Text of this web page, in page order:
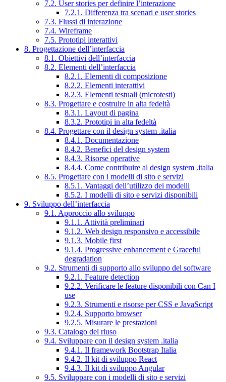
7.2. User stories per definire l’interazione
7.2.1. Differenza tra scenari e user stories
7.3. Flussi di interazione
7.4. Wireframe
7.5. Prototipi interattivi
8. Progettazione dell’interfaccia
8.1. Obiettivi dell’interfaccia
8.2. Elementi dell’interfaccia
8.2.1. Elementi di composizione
8.2.2. Elementi interattivi
8.2.3. Elementi testuali (microtesti)
8.3. Progettare e costruire in alta fedeltà
8.3.1. Layout di pagina
8.3.2. Prototipi in alta fedeltà
8.4. Progettare con il design system .italia
8.4.1. Documentazione
8.4.2. Benefici del design system
8.4.3. Risorse operative
8.4.4. Come contribuire al design system .italia
8.5. Progettare con i modelli di sito e servizi
8.5.1. Vantaggi dell’utilizzo dei modelli
8.5.2. I modelli di sito e servizi disponibili
9. Sviluppo dell’interfaccia
9.1. Approccio allo sviluppo
9.1.1. Attività preliminari
9.1.2. Web design responsivo e accessibile
9.1.3. Mobile first
9.1.4. Progressive enhancement e Graceful
degradation
9.2. Strumenti di supporto allo sviluppo del software
9.2.1. Feature detection
9.2.2. Verificare le feature disponibili con Can I
use
9.2.3. Strumenti e risorse per CSS e JavaScript
9.2.4. Supporto browser
9.2.5. Misurare le prestazioni
9.3. Catalogo del riuso
9.4. Sviluppare con il design system .italia
9.4.1. Il framework Bootstrap Italia
9.4.2. Il kit di sviluppo React
9.4.3. Il kit di sviluppo Angular
9.5. Sviluppare con i modelli di sito e servizi